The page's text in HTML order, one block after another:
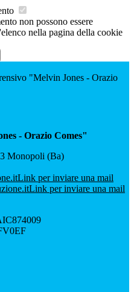
non possono essere
nella pagina della cookie
"Melvin Jones - Orazio
- Orazio Comes"
Monopoli (Ba)
Link per inviare una mail
Link per inviare una mail